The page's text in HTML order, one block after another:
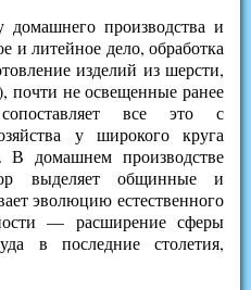
домашнего производства и
и литейное дело, обработка
изделий из шерсти,
почти не освещенные ранее
все это с
у широкого круга
В домашнем производстве
выделяет общинные и
эволюцию естественного
— расширение сферы
в последние столетия,